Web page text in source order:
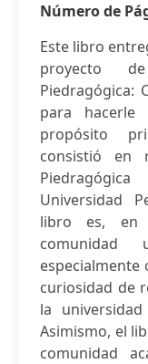
Número de
Este libro
proyecto de
Piedragógica:
para
propósito
consistió en
Universidad
libro es, en
comunidad
especialmente
curiosidad de
la
Asimismo, el
comunidad